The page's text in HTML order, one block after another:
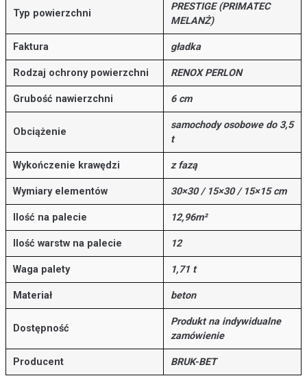
Typ powierzchni
PRESTIGE (PRIMATEC
MELANŻ)
Faktura gładka
Rodzaj ochrony powierzchni RENOX PERLON
Grubość nawierzchni 6 cm
Obciążenie
samochody osobowe do 3,5
t
Wykończenie krawędzi z fazą
Wymiary elementów 30×30 / 15×30 / 15×15 cm
Ilość na palecie 12,96m²
Ilość warstw na palecie 12
Waga palety 1,71 t
Materiał beton
Dostępność
Produkt na indywidualne
zamówienie
Producent BRUK-BET